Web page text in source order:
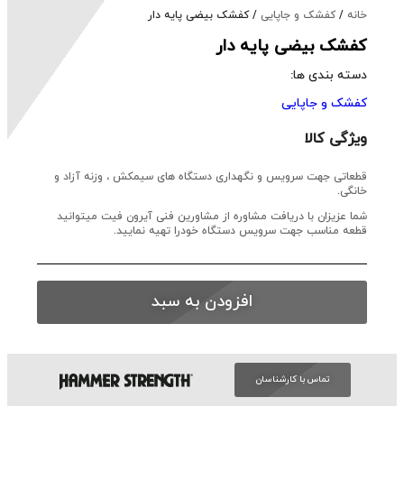
خانه /کفشک و جاپایی / کفشک بیضی پایه دار
کفشک بیضی پایه دار
دسته بندی ها:
کفشک و جاپایی
ویژگی کالا
قطعاتی جهت سرویس و نگهداری دستگاه های سیمکش ، وزنه آزاد و
خانگی.
شما عزیزان با دریافت مشاوره از مشاورین فنی آیرون فیت میتوانید
قطعه مناسب جهت سرویس دستگاه خودرا تهیه نمایید.
افزودن به سبد
تماس با کارشناسان